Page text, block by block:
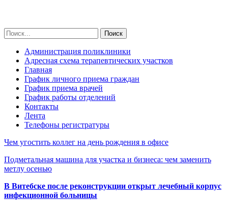
Администрация поликлиники
Адресная схема терапевтических участков
Главная
График личного приема граждан
График приема врачей
График работы отделений
Контакты
Лента
Телефоны регистратуры
Чем угостить коллег на день рождения в офисе
Подметальная машина для участка и бизнеса: чем заменить
метлу осенью
В Витебске после реконструкции открыт лечебный корпус
инфекционной больницы